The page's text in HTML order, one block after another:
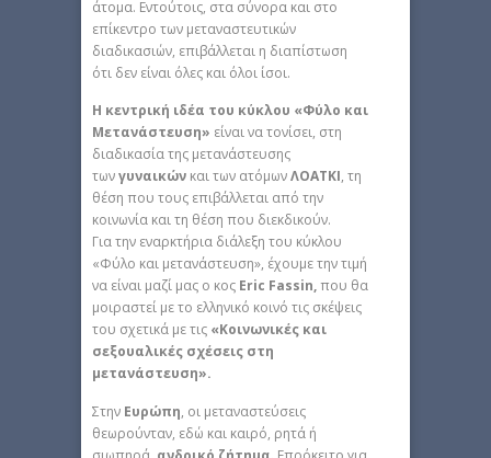
άτομα. Εντούτοις, στα σύνορα και στο
επίκεντρο των μεταναστευτικών
διαδικασιών, επιβάλλεται η διαπίστωση
ότι δεν είναι όλες και όλοι ίσοι.
Η κεντρική ιδέα του κύκλου «Φύλο και
Μετανάστευση» είναι να τονίσει, στη
διαδικασία της μετανάστευσης
τωνγυναικών και των ατόμωνΛΟΑΤΚΙ, τη
θέση που τους επιβάλλεται από την
κοινωνία και τη θέση που διεκδικούν.
Για την εναρκτήρια διάλεξη του κύκλου
«Φύλο και μετανάστευση», έχουμε την τιμή
να είναι μαζί μας ο κος Eric Fassin,που θα
μοιραστεί με το ελληνικό κοινό τις σκέψεις
του σχετικά με τις «Κοινωνικές και
σεξουαλικές σχέσεις στη
μετανάστευση».
Στην Ευρώπη, οι μεταναστεύσεις
θεωρούνταν, εδώ και καιρό, ρητά ή